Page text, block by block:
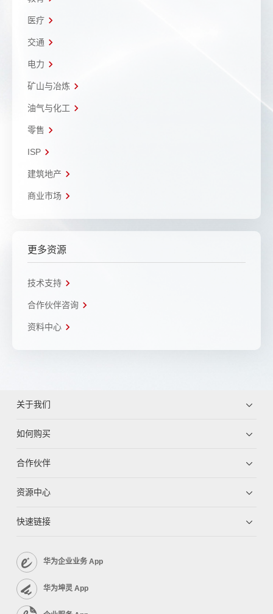
医疗
交通
电力
矿山与冶炼
油气与化工
零售
ISP
建筑地产
商业市场
更多资源
技术支持
合作伙伴咨询
资料中心
关于我们
如何购买
合作伙伴
资源中心
快速链接
华为企业业务 App
华为坤灵 App